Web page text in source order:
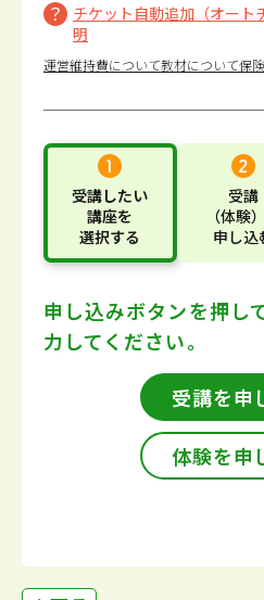
チケット自動追加（オート
明
運営維持費について教材について保
受講したい
講座を
選択する
受講
（体験）
申し込
申し込みボタンを押し
力してください。
受講を申
体験を申